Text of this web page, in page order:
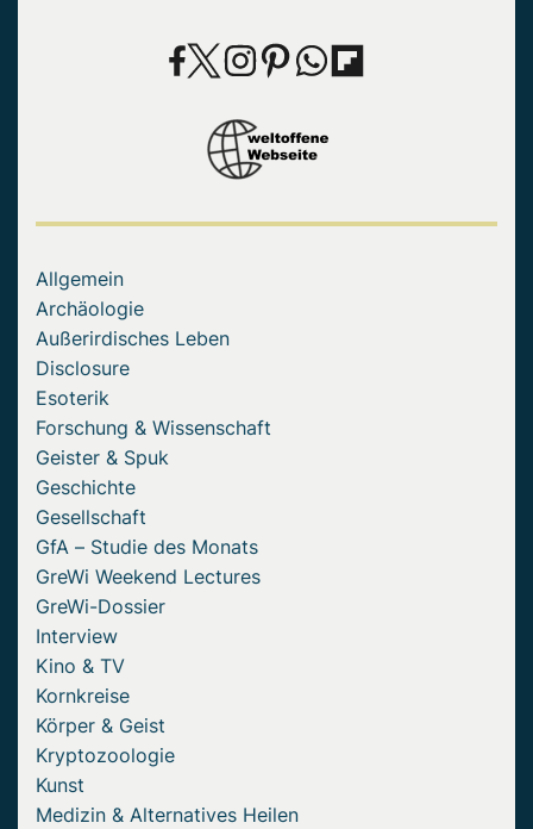
Allgemein
Archäologie
Außerirdisches Leben
Disclosure
Esoterik
Forschung & Wissenschaft
Geister & Spuk
Geschichte
Gesellschaft
GfA – Studie des Monats
GreWi Weekend Lectures
GreWi-Dossier
Interview
Kino & TV
Kornkreise
Körper & Geist
Kryptozoologie
Kunst
Medizin & Alternatives Heilen